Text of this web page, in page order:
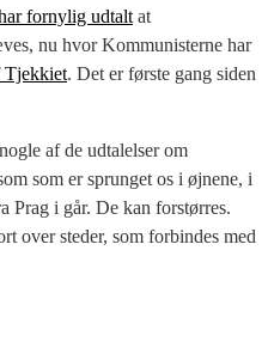
fornylig udtalt at
nu hvor Kommunisterne har
Tjekkiet. Det er første gang siden
af de udtalelser om
som er sprunget os i øjnene, i
Prag i går. De kan forstørres.
over steder, som forbindes med